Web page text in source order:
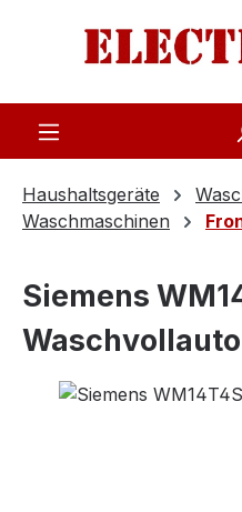
Zum Hauptinhalt springen
Haushaltsgeräte
Waschmaschinen
Siemens
Bildergalerie überspringen